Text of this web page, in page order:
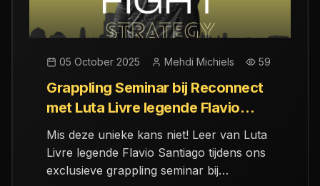
05 October 2025 Mehdi Michiels 59
Grappling Seminar bij Reconnect
met Luta Livre legende Flavio
Santiago
Mis deze unieke kans niet! Leer van Luta
Livre legende Flavio Santiago tijdens ons
exclusieve grappling seminar bij